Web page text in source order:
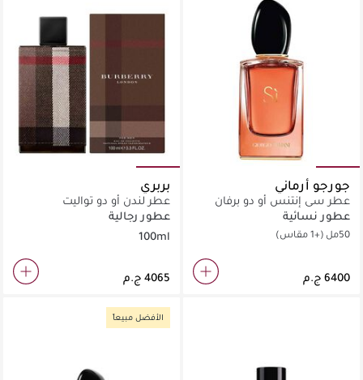
جورجو أرماني
عطر سي إنتنس أو دو برفان
عطور نسائية
50مل (+1 مقاس)
بربري
عطر لندن أو دو تواليت
عطور رجالية
100ml
الأفضل مبيعاً